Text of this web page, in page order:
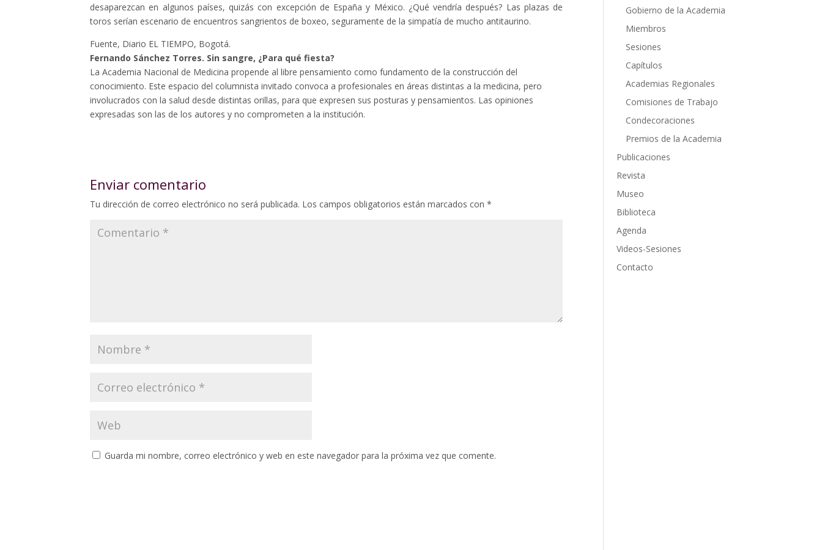
desaparezcan en algunos países, quizás con excepción de España y México. ¿Qué vendría después? Las plazas de
toros serían escenario de encuentros sangrientos de boxeo, seguramente de la simpatía de mucho antitaurino.
Fuente, Diario EL TIEMPO, Bogotá.
Fernando Sánchez Torres. Sin sangre, ¿Para qué fiesta?
La Academia Nacional de Medicina propende al libre pensamiento como fundamento de la construcción del
conocimiento. Este espacio del columnista invitado convoca a profesionales en áreas distintas a la medicina, pero
involucrados con la salud desde distintas orillas, para que expresen sus posturas y pensamientos. Las opiniones
expresadas son las de los autores y no comprometen a la institución.
Enviar comentario
Tu dirección de correo electrónico no será publicada. Los campos obligatorios están marcados con *
Guarda mi nombre, correo electrónico y web en este navegador para la próxima vez que comente.
Gobierno de la Academia
Miembros
Sesiones
Capítulos
Academias Regionales
Comisiones de Trabajo
Condecoraciones
Premios de la Academia
Publicaciones
Revista
Museo
Biblioteca
Agenda
Videos-Sesiones
Contacto